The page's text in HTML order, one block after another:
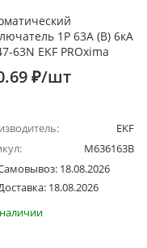
1P 63А (B) 6кА
63N EKF PROxima
₽/шт
EKF
M636163B
18.08.2026
18.08.2026